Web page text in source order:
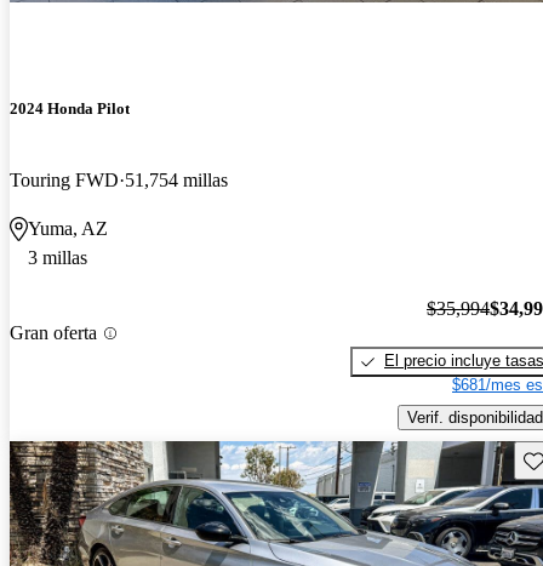
2024 Honda Pilot
Touring FWD 51,754 millas
Yuma, AZ
3 millas
Gran oferta
$35,994
El precio incluye tasas
$681/mes
Verif. disponibilidad